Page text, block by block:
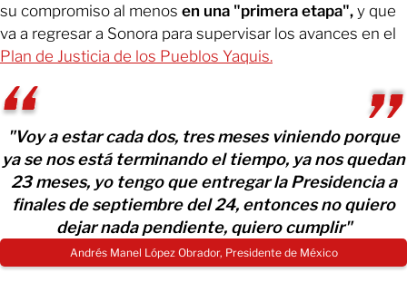
su compromiso al menos en una "primera etapa", y que
va a regresar a Sonora para supervisar los avances en el
Plan de Justicia de los Pueblos Yaquis.
"Voy a estar cada dos, tres meses viniendo porque
ya se nos está terminando el tiempo, ya nos quedan
23 meses, yo tengo que entregar la Presidencia a
finales de septiembre del 24, entonces no quiero
dejar nada pendiente, quiero cumplir"
Andrés Manel López Obrador, Presidente de México